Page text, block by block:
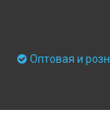
Оптовая и